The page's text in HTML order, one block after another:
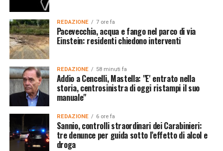
REDAZIONE 7 ore fa
Pacevecchia, acqua e fango nel parco di via
Einstein: residenti chiedono interventi
REDAZIONE 58 minuti fa
Addio a Cencelli, Mastella: "E' entrato nella
storia, centrosinistra di oggi ristampi il suo
manuale"
REDAZIONE 6 ore fa
Sannio, controlli straordinari dei Carabinieri:
tre denunce per guida sotto l’effetto di alcol e
droga